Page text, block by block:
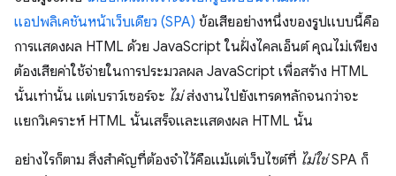
แอปพลิเคชันหน้าเว็บเดียว (SPA) ข้อเสียอย่างหนึ่งของรูปแบบนี้คือ
การแสดงผล HTML ด้วย JavaScript ในฝั่งไคลเอ็นต์ คุณไม่เพียง
ต้องเสียค่าใช้จ่ายในการประมวลผล JavaScript เพื่อสร้าง HTML
นั้นเท่านั้น แต่เบราว์เซอร์จะ ไม่ส่งงานไปยังเทรดหลักจนกว่าจะ
แยกวิเคราะห์ HTML นั้นเสร็จและแสดงผล HTML นั้น
อย่างไรก็ตาม สิ่งสำคัญที่ต้องจำไว้คือแม้แต่เว็บไซต์ที่ ไม่ใช่SPA ก็